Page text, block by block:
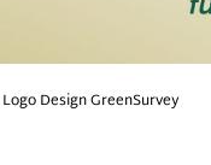
Logo Design GreenSurvey